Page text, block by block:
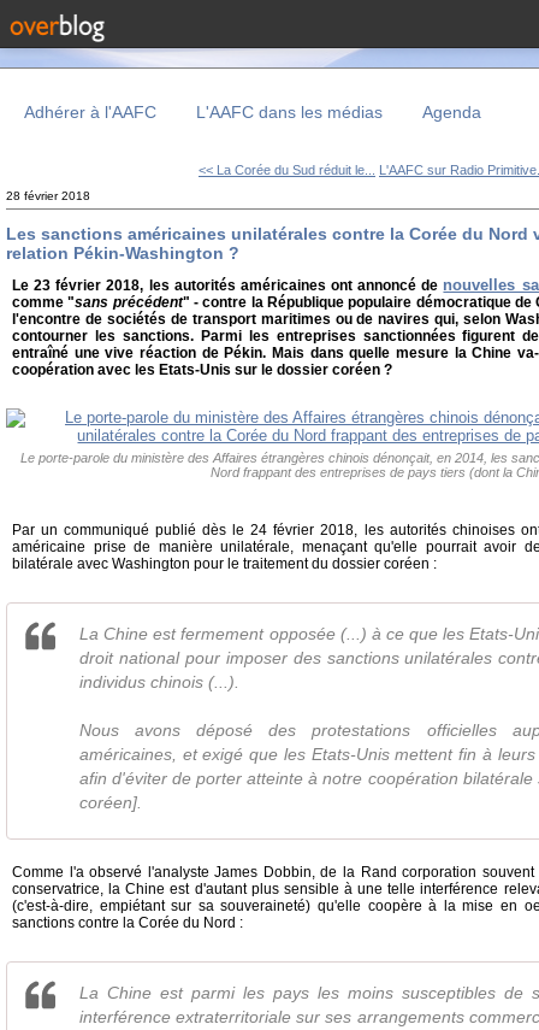
Adhérer à l'AAFC L'AAFC dans les médias Agenda
<< La Corée du Sud réduit le... L'AAFC sur Radio
28 février 2018
Les sanctions américaines unilatérales contre la Corée du Nord
relation Pékin-Washington ?
Le 23 février 2018, les autorités américaines ont annoncé de nouvelles
comme "sans précédent" - contre la République populaire démocratique de
l'encontre de sociétés de transport maritimes ou de navires qui, selon
contourner les sanctions. Parmi les entreprises sanctionnées figurent
entraîné une vive réaction de Pékin. Mais dans quelle mesure la Chine
coopération avec les Etats-Unis sur le dossier coréen ?
Le porte-parole du ministère des Affaires étrangères chinois dénonçait, en 2014, les
Nord frappant des entreprises de pays tiers (dont la
Par un communiqué publié dès le 24 février 2018, les autorités chinoises
américaine prise de manière unilatérale, menaçant qu'elle pourrait avoir
bilatérale avec Washington pour le traitement du dossier coréen :
La Chine est fermement opposée (...) à ce que les Etats-
droit national pour imposer des sanctions unilatérales
individus chinois (...).
Nous avons déposé des protestations officielles
américaines, et exigé que les Etats-Unis mettent fin à
afin d'éviter de porter atteinte à notre coopération
coréen].
Comme l'a observé l'analyste James Dobbin, de la Rand corporation
conservatrice, la Chine est d'autant plus sensible à une telle interférence
(c'est-à-dire, empiétant sur sa souveraineté) qu'elle coopère à la mise en
sanctions contre la Corée du Nord :
La Chine est parmi les pays les moins susceptibles de
interférence extraterritoriale sur ses arrangements